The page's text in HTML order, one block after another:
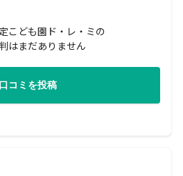
こども園ド・レ・ミの
はまだありません
口コミを投稿